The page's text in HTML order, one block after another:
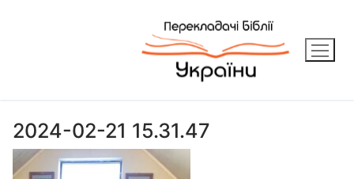
2024-02-21 15.31.47